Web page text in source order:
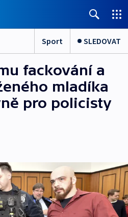
Sport SLEDOVAT
fackování a
mladíka
pro policisty